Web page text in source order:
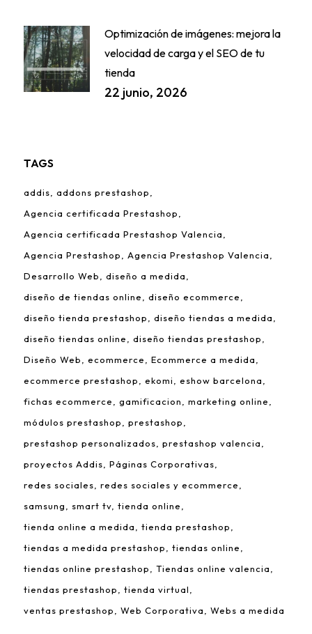
Optimización de imágenes: mejora la
velocidad de carga y el SEO de tu
tienda
22 junio, 2026
TAGS
addis
addons prestashop
Agencia certificada Prestashop
Agencia certificada Prestashop Valencia
Agencia Prestashop
Agencia Prestashop Valencia
Desarrollo Web
diseño a medida
diseño de tiendas online
diseño ecommerce
diseño tienda prestashop
diseño tiendas a medida
diseño tiendas online
diseño tiendas prestashop
Diseño Web
ecommerce
Ecommerce a medida
ecommerce prestashop
ekomi
eshow barcelona
fichas ecommerce
gamificacion
marketing online
módulos prestashop
prestashop
prestashop personalizados
prestashop valencia
proyectos Addis
Páginas Corporativas
redes sociales
redes sociales y ecommerce
samsung
smart tv tienda online
tienda online a medida
tienda prestashop
tiendas a medida prestashop
tiendas online
tiendas online prestashop
Tiendas online valencia
tiendas prestashop
tienda virtual
ventas prestashop
Web Corporativa Webs a medida